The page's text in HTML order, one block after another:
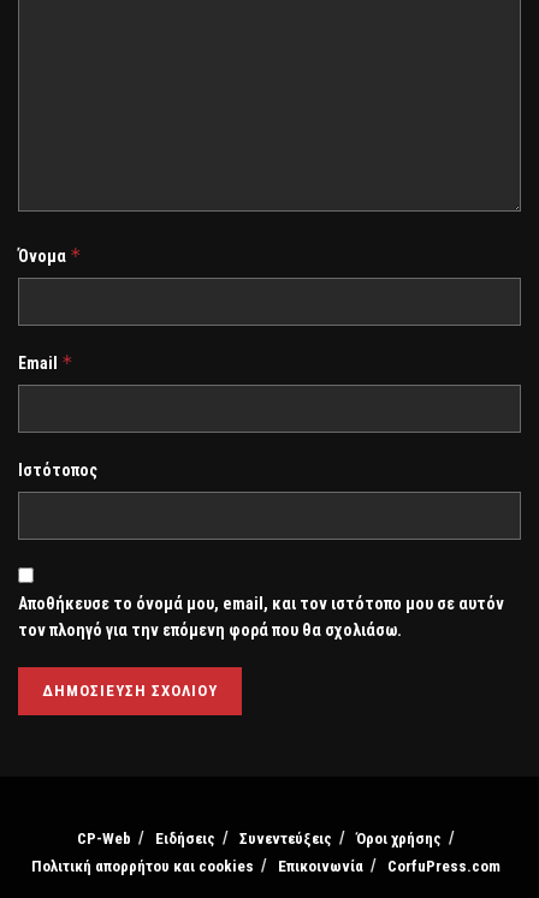
Όνομα *
Email *
Ιστότοπος
Αποθήκευσε το όνομά μου, email, και τον ιστότοπο μου σε αυτόν
τον πλοηγό για την επόμενη φορά που θα σχολιάσω.
CP-Web Ειδήσεις Συνεντεύξεις
Όροι χρήσης
Πολιτική απορρήτου και cookies
Επικοινωνία CorfuPress.com